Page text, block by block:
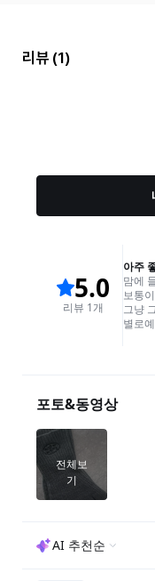
리뷰 (1)